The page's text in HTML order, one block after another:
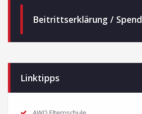
Beitrittserklärung /
Linktipps